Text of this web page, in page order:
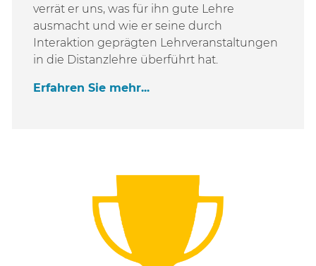
verrät er uns, was für ihn gute Lehre
ausmacht und wie er seine durch
Interaktion geprägten Lehrveranstaltungen
in die Distanzlehre überführt hat.
Erfahren Sie mehr...